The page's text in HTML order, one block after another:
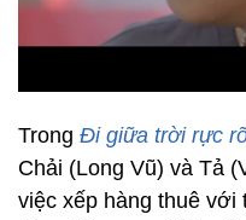
Trong Đi giữa trời rực
Chải (Long Vũ) và Tả
việc xếp hàng thuê với